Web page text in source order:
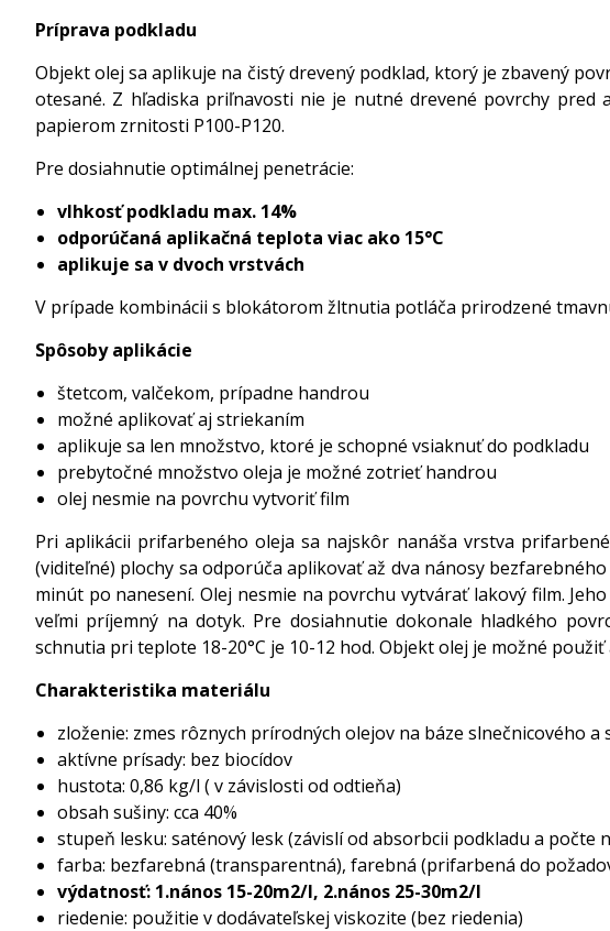
Príprava podkladu
Objekt olej sa aplikuje na čistý drevený podklad, ktorý je zbavený
otesané. Z hľadiska priľnavosti nie je nutné drevené povrchy
papierom zrnitosti P100-P120.
Pre dosiahnutie optimálnej penetrácie:
vlhkosť podkladu max. 14%
odporúčaná aplikačná teplota viac ako 15°C
aplikuje sa v dvoch vrstvách
V prípade kombinácii s blokátorom žltnutia potláča prirodzené
Spôsoby aplikácie
štetcom, valčekom, prípadne handrou
možné aplikovať aj striekaním
aplikuje sa len množstvo, ktoré je schopné vsiaknuť do podkladu
prebytočné množstvo oleja je možné zotrieť handrou
olej nesmie na povrchu vytvoriť film
Pri aplikácii prifarbeného oleja sa najskôr nanáša vrstva
(viditeľné) plochy sa odporúča aplikovať až dva nánosy
minút po nanesení. Olej nesmie na povrchu vytvárať lakový film.
veľmi príjemný na dotyk. Pre dosiahnutie dokonale hladkého
schnutia pri teplote 18-20°C je 10-12 hod. Objekt olej je možné
Charakteristika materiálu
zloženie: zmes rôznych prírodných olejov na báze slnečnicového a
aktívne prísady: bez biocídov
hustota: 0,86 kg/l ( v závislosti od odtieňa)
obsah sušiny: cca 40%
stupeň lesku: saténový lesk (závislí od absorbcii podkladu a počte
farba: bezfarebná (transparentná), farebná (prifarbená do
výdatnosť: 1.nános 15-20m2/l, 2.nános 25-30m2/l
riedenie: použitie v dodávateľskej viskozite (bez riedenia)